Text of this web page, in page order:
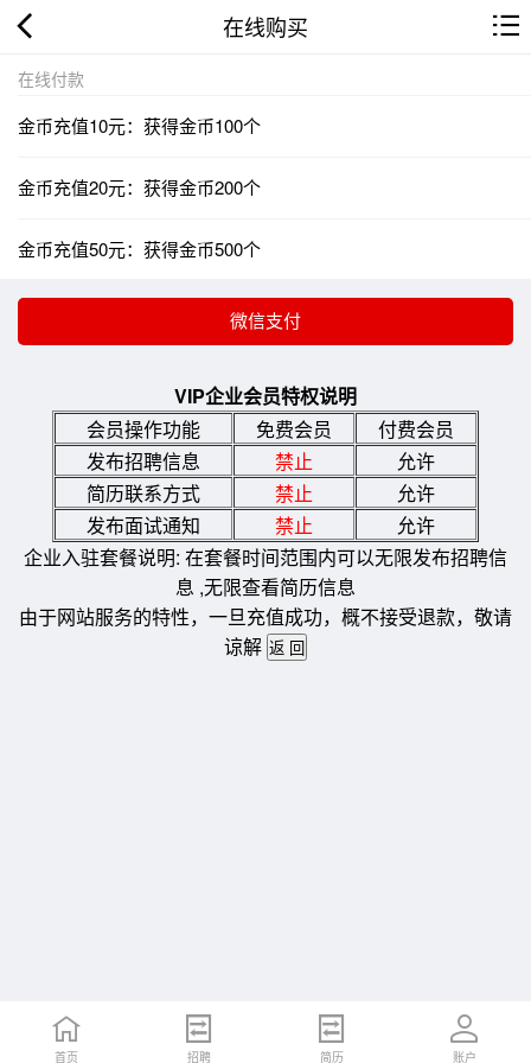
在线购买
在线付款
金币充值10元：获得金币100个
金币充值20元：获得金币200个
金币充值50元：获得金币500个
VIP企业会员特权说明
会员操作功能
免费会员
付费会员
发布招聘信息
禁止
允许
简历联系方式
禁止
允许
发布面试通知
禁止
允许
企业入驻套餐说明: 在套餐时间范围内可以无限发布招聘信
息 ,无限查看简历信息
由于网站服务的特性，一旦充值成功，概不接受退款，敬请
谅解
首页 招聘 简历 账户